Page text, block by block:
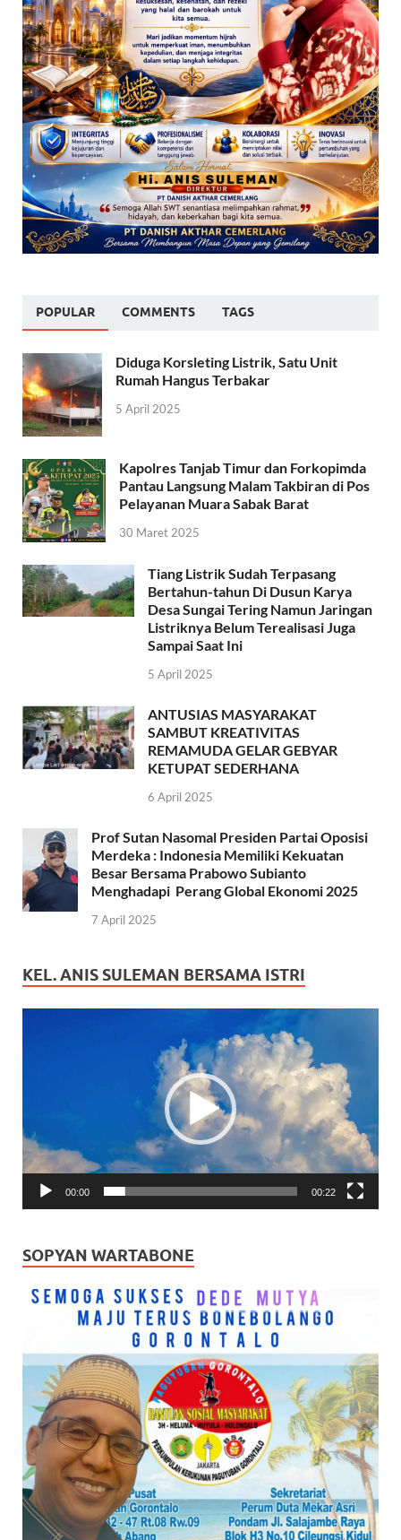
POPULAR COMMENTS TAGS
Diduga Korsleting Listrik, Satu Unit
Rumah Hangus Terbakar
5 April 2025
Kapolres Tanjab Timur dan Forkopimda
Pantau Langsung Malam Takbiran di Pos
Pelayanan Muara Sabak Barat
30 Maret 2025
Tiang Listrik Sudah Terpasang
Bertahun-tahun Di Dusun Karya
Desa Sungai Tering Namun Jaringan
Listriknya Belum Terealisasi Juga
Sampai Saat Ini
5 April 2025
ANTUSIAS MASYARAKAT
SAMBUT KREATIVITAS
REMAMUDA GELAR GEBYAR
KETUPAT SEDERHANA
6 April 2025
Prof Sutan Nasomal Presiden Partai Oposisi
Merdeka : Indonesia Memiliki Kekuatan
Besar Bersama Prabowo Subianto
Menghadapi Perang Global Ekonomi 2025
7 April 2025
KEL. ANIS SULEMAN BERSAMA ISTRI
00:00 00:22
SOPYAN WARTABONE